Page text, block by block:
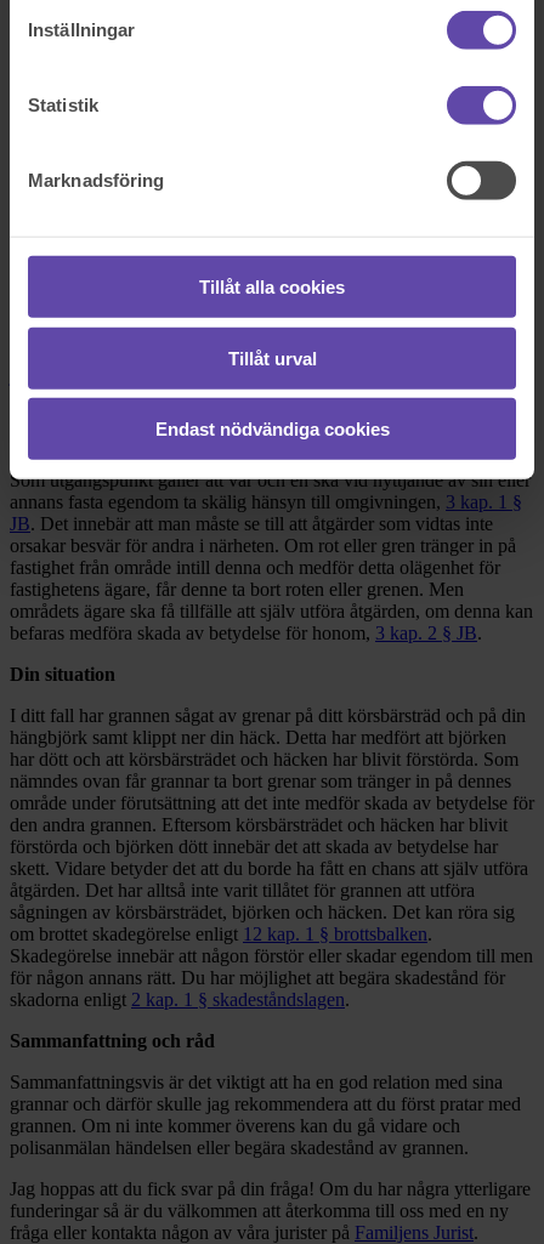
Inställningar
Statistik
Marknadsföring
Tillåt alla cookies
Tillåt urval
Endast nödvändiga cookies
Boka tid med jurist
Dela fråga
Hej och tack för att du vänder dig till oss på Fråga Juristen med din
fråga! Grannars rättigheter och skyldigheter regleras främst i
gäller samt hur du kan gå vidare i din situation.
Rättsliga utgångspunkter
Som utgångspunkt gäller att var och en ska vid nyttjande av sin eller
annans fasta egendom ta skälig hänsyn till omgivningen, 3 kap. 1 §
JB. Det innebär att man måste se till att åtgärder som vidtas inte
orsakar besvär för andra i närheten. Om rot eller gren tränger in på
fastighet från område intill denna och medför detta olägenhet för
fastighetens ägare, får denne ta bort roten eller grenen. Men
områdets ägare ska få tillfälle att själv utföra åtgärden, om denna kan
befaras medföra skada av betydelse för honom, 3 kap. 2 § JB.
Din situation
I ditt fall har grannen sågat av grenar på ditt körsbärsträd och på din
hängbjörk samt klippt ner din häck. Detta har medfört att björken
har dött och att körsbärsträdet och häcken har blivit förstörda. Som
nämndes ovan får grannar ta bort grenar som tränger in på dennes
område under förutsättning att det inte medför skada av betydelse för
den andra grannen. Eftersom körsbärsträdet och häcken har blivit
förstörda och björken dött innebär det att skada av betydelse har
skett. Vidare betyder det att du borde ha fått en chans att själv utföra
åtgärden. Det har alltså inte varit tillåtet för grannen att utföra
sågningen av körsbärsträdet, björken och häcken. Det kan röra sig
om brottet skadegörelse enligt 12 kap. 1 § brottsbalken.
Skadegörelse innebär att någon förstör eller skadar egendom till men
för någon annans rätt. Du har möjlighet att begära skadestånd för
skadorna enligt 2 kap. 1 § skadeståndslagen.
Sammanfattning och råd
Sammanfattningsvis är det viktigt att ha en god relation med sina
grannar och därför skulle jag rekommendera att du först pratar med
grannen. Om ni inte kommer överens kan du gå vidare och
polisanmälan händelsen eller begära skadestånd av grannen.
Jag hoppas att du fick svar på din fråga! Om du har några ytterligare
funderingar så är du välkommen att återkomma till oss med en ny
fråga eller kontakta någon av våra jurister på Familjens Jurist.